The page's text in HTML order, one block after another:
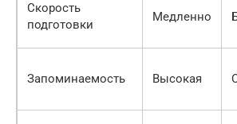
Скорость
подготовки
Медленно
Запоминаемость Высокая